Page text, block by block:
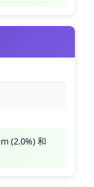
(2.0%) 和